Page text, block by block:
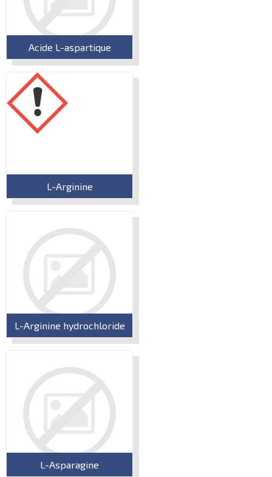
Acide L-aspartique
L-Arginine
L-Arginine hydrochloride
L-Asparagine